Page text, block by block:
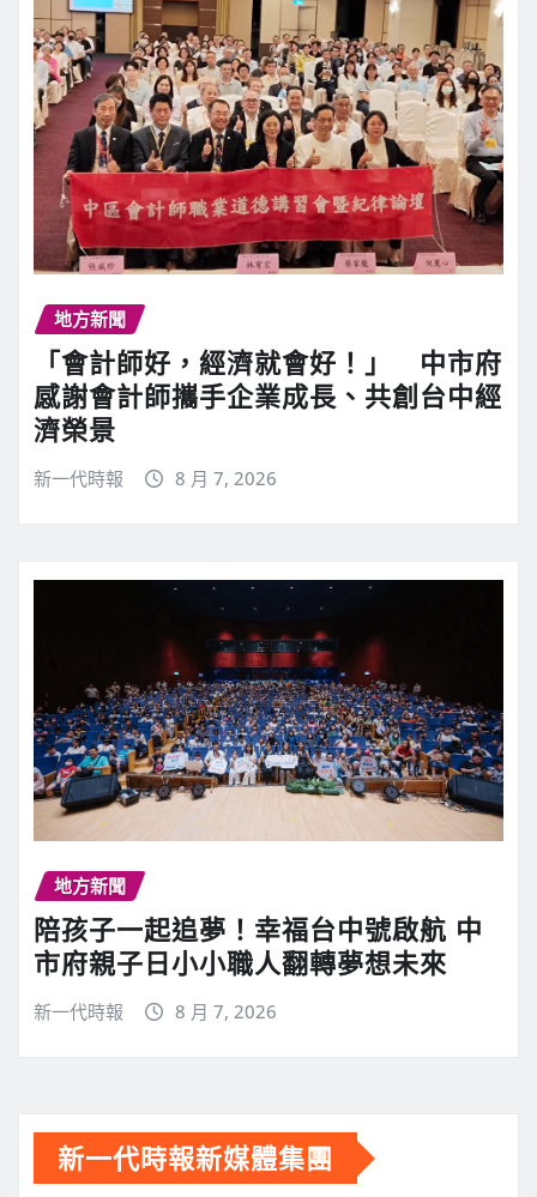
地方新聞
「會計師好，經濟就會好！」 中市府
感謝會計師攜手企業成長、共創台中經
濟榮景
新一代時報 8 月 7, 2026
地方新聞
陪孩子一起追夢！幸福台中號啟航 中
市府親子日小小職人翻轉夢想未來
新一代時報 8 月 7, 2026
新一代時報新媒體集團